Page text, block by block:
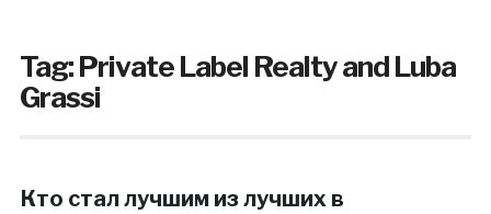
Tag:Private Label Realty and Luba
Grassi
Кто стал лучшим из лучших в